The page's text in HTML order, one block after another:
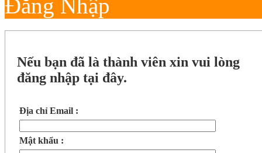
Đăng Nhập
Nếu bạn đã là thành viên xin vui lòng
đăng nhập tại đây.
Địa chỉ Email :
Mật khẩu :